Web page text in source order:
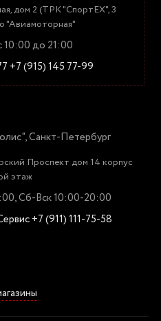
дом 2 (ТРК "СпортЕХ", 3
"Авиамоторная"
10:00 до 21:00
+7 (915) 145 77-99
Санкт-Петербург
Проспект дом 14 корпус
этаж
Сб-Вск 10:00-20:00
+7 (911) 111-75-58